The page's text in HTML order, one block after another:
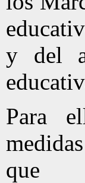
y del
Para
que